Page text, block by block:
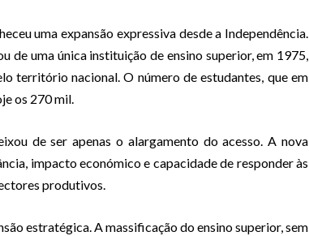
uma expansão expressiva desde a Independência.
de uma única instituição de ensino superior, em 1975,
território nacional. O número de estudantes, que em
os 270 mil.
de ser apenas o alargamento do acesso. A nova
impacto económico e capacidade de responder às
produtivos.
estratégica. A massificação do ensino superior, sem